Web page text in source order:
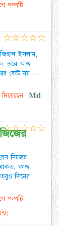
গল্পটি
ইসলাম,
তবে আজ
আর কেউ নয়—
Md
☆☆☆☆☆
নিজের
থাকত, কাজ
দিনের
গল্পটি
☆☆☆☆☆